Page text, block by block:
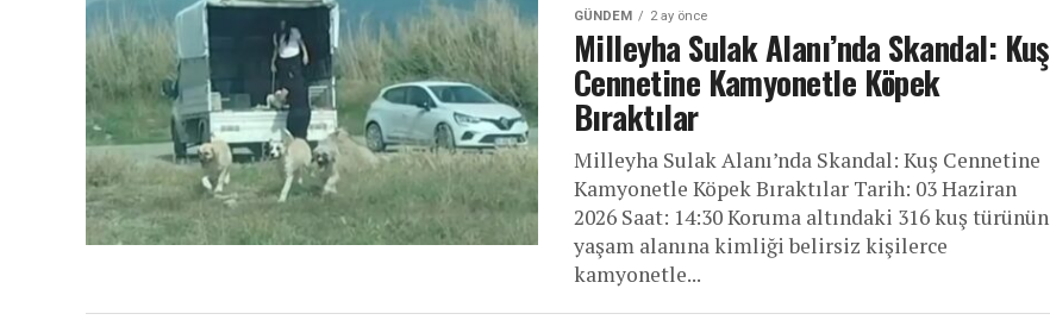
GÜNDEM 2 ay önce
Milleyha Sulak Alanı’nda Skandal: Kuş
Cennetine Kamyonetle Köpek
Bıraktılar
Milleyha Sulak Alanı’nda Skandal: Kuş Cennetine
Kamyonetle Köpek Bıraktılar Tarih: 03 Haziran
2026 Saat: 14:30 Koruma altındaki 316 kuş türünün
yaşam alanına kimliği belirsiz kişilerce
kamyonetle...